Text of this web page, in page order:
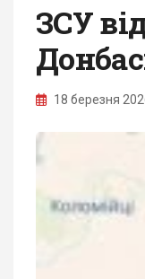
ЗСУ
18 березня